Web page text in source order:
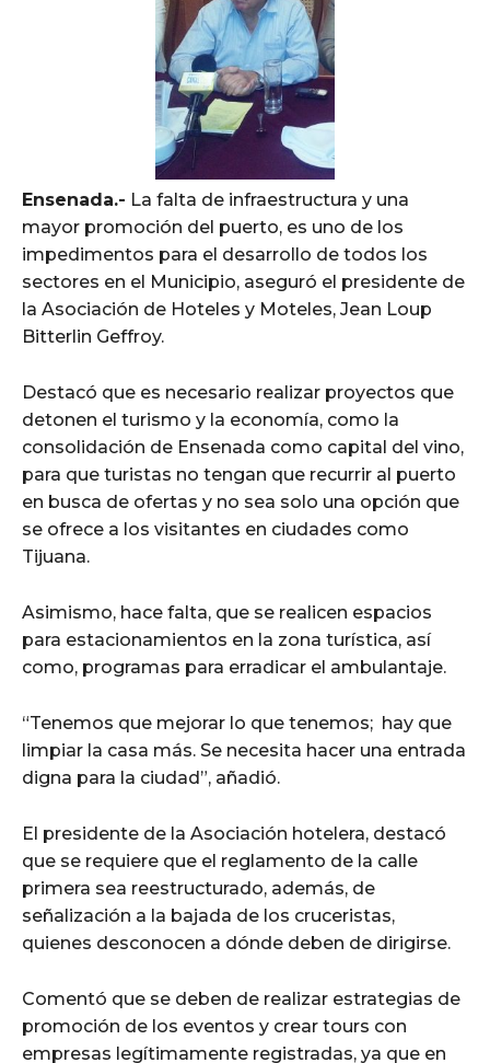
Ensenada.- La falta de infraestructura y una
mayor promoción del puerto, es uno de los
impedimentos para el desarrollo de todos los
sectores en el Municipio, aseguró el presidente de
la Asociación de Hoteles y Moteles, Jean Loup
Bitterlin Geffroy.
Destacó que es necesario realizar proyectos que
detonen el turismo y la economía, como la
consolidación de Ensenada como capital del vino,
para que turistas no tengan que recurrir al puerto
en busca de ofertas y no sea solo una opción que
se ofrece a los visitantes en ciudades como
Tijuana.
Asimismo, hace falta, que se realicen espacios
para estacionamientos en la zona turística, así
como, programas para erradicar el ambulantaje.
“Tenemos que mejorar lo que tenemos; hay que
limpiar la casa más. Se necesita hacer una entrada
digna para la ciudad”, añadió.
El presidente de la Asociación hotelera, destacó
que se requiere que el reglamento de la calle
primera sea reestructurado, además, de
señalización a la bajada de los cruceristas,
quienes desconocen a dónde deben de dirigirse.
Comentó que se deben de realizar estrategias de
promoción de los eventos y crear tours con
empresas legítimamente registradas, ya que en